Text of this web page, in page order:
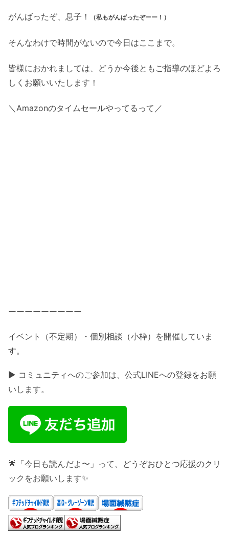
がんばったぞ、息子！ （私もがんばったぞーー！）
そんなわけで時間がないので今日はここまで。
皆様におかれましては、どうか今後ともご指導のほどよろ
しくお願いいたします！
＼Amazonのタイムセールやってるって／
ーーーーーーーーー
イベント（不定期）・個別相談（小枠）を開催していま
す。
▶ コミュニティへのご参加は、公式LINEへの登録をお願
いします。
🌟「今日も読んだよ〜」って、どうぞおひとつ応援のクリ
ックをお願いします✨